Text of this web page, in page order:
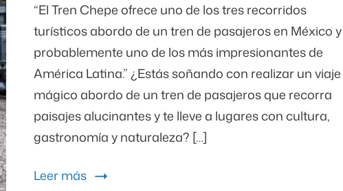
“El Tren Chepe ofrece uno de los tres recorridos
turísticos abordo de un tren de pasajeros en México y
probablemente uno de los más impresionantes de
América Latina.” ¿Estás soñando con realizar un viaje
mágico abordo de un tren de pasajeros que recorra
paisajes alucinantes y te lleve a lugares con cultura,
gastronomía y naturaleza? […]
Leer más